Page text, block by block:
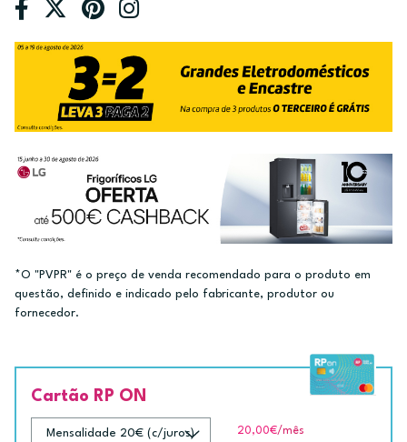
ferramenta
de
poupança
energética
Youreko.
*O "PVPR" é o preço de venda recomendado para o produto em
questão, definido e indicado pelo fabricante, produtor ou
fornecedor.
Cartão RP ON
20,00€/mês